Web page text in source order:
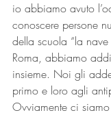
io abbiamo avuto
conoscere persone
della scuola “la
Roma, abbiamo
insieme. Noi gli
primo e loro agli
Ovviamente ci